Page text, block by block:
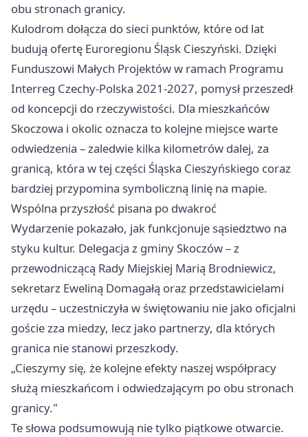
obu stronach granicy.
Kulodrom dołącza do sieci punktów, które od lat
budują ofertę Euroregionu Śląsk Cieszyński. Dzięki
Funduszowi Małych Projektów w ramach Programu
Interreg Czechy-Polska 2021-2027, pomysł przeszedł
od koncepcji do rzeczywistości. Dla mieszkańców
Skoczowa i okolic oznacza to kolejne miejsce warte
odwiedzenia – zaledwie kilka kilometrów dalej, za
granicą, która w tej części Śląska Cieszyńskiego coraz
bardziej przypomina symboliczną linię na mapie.
Wspólna przyszłość pisana po dwakroć
Wydarzenie pokazało, jak funkcjonuje sąsiedztwo na
styku kultur. Delegacja z gminy Skoczów – z
przewodniczącą Rady Miejskiej Marią Brodniewicz,
sekretarz Eweliną Domagałą oraz przedstawicielami
urzędu – uczestniczyła w świętowaniu nie jako oficjalni
goście zza miedzy, lecz jako partnerzy, dla których
granica nie stanowi przeszkody.
„Cieszymy się, że kolejne efekty naszej współpracy
służą mieszkańcom i odwiedzającym po obu stronach
granicy."
Te słowa podsumowują nie tylko piątkowe otwarcie.